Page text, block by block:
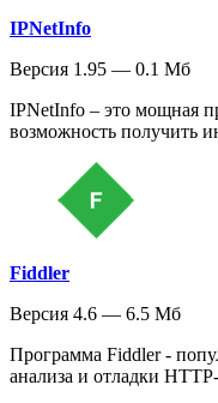
IPNetInfo
Версия 1.95 — 0.1 Мб
IPNetInfo – это мощная
возможность получить
Fiddler
Версия 4.6 — 6.5 Мб
Программа Fiddler -
анализа и отладки